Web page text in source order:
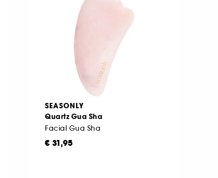
SEASONLY
Quartz Gua Sha
Facial Gua Sha
€ 31,95